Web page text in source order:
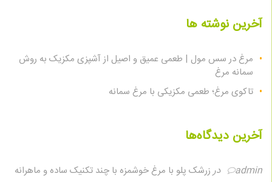
آخرین نوشته ها
مرغ در سس مول | طعمی عمیق و اصیل از آشپزی مکزیک به روش
سمانه مرغ
تاکوی مرغ؛ طعمی مکزیکی با مرغ سمانه
آخرین دیدگاه‌ها
admin درزرشک پلو با مرغ خوشمزه با چند تکنیک ساده و ماهرانه